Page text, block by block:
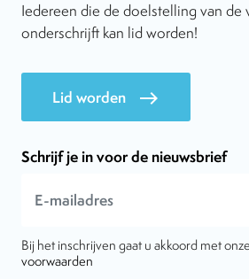
Iedereen die de doelstelling van de
onderschrijft kan lid worden!
Lid worden east
Schrijf je in voor de nieuwsbrief
Bij het inschrijven gaat u akkoord met onze
voorwaarden